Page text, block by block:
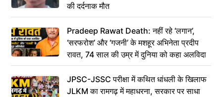
की दर्दनाक मौत
Pradeep Rawat Death: नहीं रहे ‘लगान’,
‘सरफरोश’ और ‘गजनी’ के मशहूर अभिनेता प्रदीप
रावत, 74 साल की उम्र में दुनिया को कहा अलविदा
JPSC-JSSC परीक्षा में कथित धांधली के खिलाफ
JLKM का रामगढ़ में महाधरना, सरकार पर साधा